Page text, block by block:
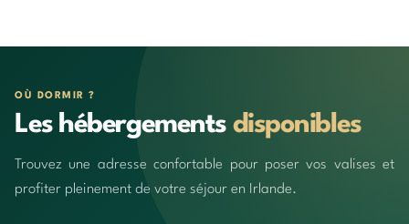
OÙ DORMIR ?
Les hébergements disponibles
Trouvez une adresse confortable pour poser vos valises et
profiter pleinement de votre séjour en Irlande.